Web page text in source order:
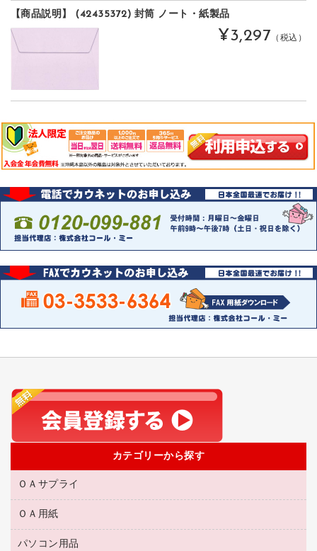
【商品説明】 (42435372) 封筒 ノート・紙製品
¥3,297 （税込）
カテゴリーから探す
ＯＡサプライ
互換インクカートリッジ
リサイクルトナー（リターン方式）
ＯＡ用紙
名刺用紙
パソコン用品